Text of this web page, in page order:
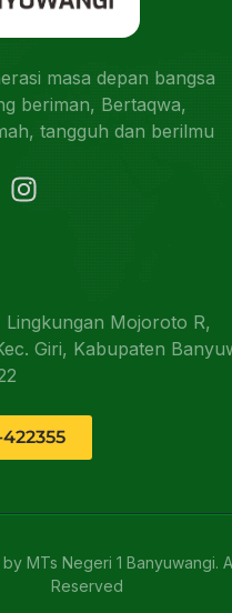
masa depan bangsa
beriman, Bertaqwa,
tangguh dan berilmu
Mojoroto R,
Giri, Kabupaten
MTs Negeri 1 Banyuwangi.
Reserved